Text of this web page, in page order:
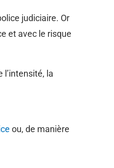
judiciaire. Or
et avec le risque
l’intensité, la
ou, de manière